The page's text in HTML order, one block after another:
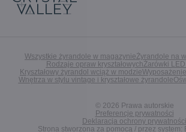
Wszystkie żyrandole w magazynieŻyrandole na
Rodzaje opraw kryształowychŻarówki
Kryształowy żyrandol wciąż w modzie
Wnętrza w stylu vintage i kryształowe żyrandole
© 2026 Prawa autorskie
Preferencje prywatności
Deklaracja ochrony prywatności
Strona stworzona za pomocą / przez system: